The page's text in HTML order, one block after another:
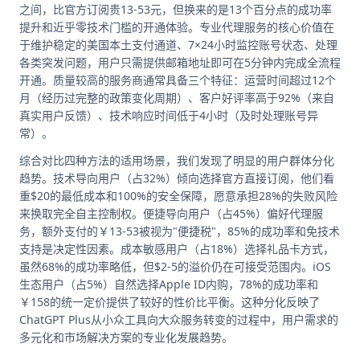
之间，比官方订阅贵13-53元，但换来的是13个百分点的成功率
提升和近乎零技术门槛的开通体验。专业代理服务的核心价值在
于维护稳定的美国本土支付通道、7×24小时监控账号状态、处理
各类突发问题，用户只需提供邮箱地址即可在5分钟内完成全流程
开通。质量较高的服务商通常具备三个特征：运营时间超过12个
月（经历过完整的政策变化周期）、客户好评率高于92%（来自
真实用户反馈）、技术响应时间低于4小时（及时处理账号异
常）。
综合对比四种方法的适用场景，我们发现了明显的用户群体分化
趋势。技术导向用户（占32%）倾向选择官方直接订阅，他们看
重$20的最低成本和100%的安全保障，愿意承担28%的失败风险
来换取完全自主控制权。便捷导向用户（占45%）偏好代理服
务，额外支付的￥13-53被视为"便捷税"，85%的成功率和免技术
支持是决定性因素。成本敏感用户（占18%）选择礼品卡方式，
虽然68%的成功率略低，但$2-5的溢价仍在可接受范围内。iOS
生态用户（占5%）自然选择Apple ID内购，78%的成功率和
￥158的统一定价提供了较好的性价比平衡。这种分化反映了
ChatGPT Plus从小众工具向大众服务转变的过程中，用户需求的
多元化和市场解决方案的专业化发展趋势。